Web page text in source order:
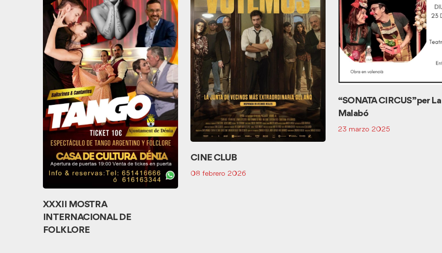
XXXII MOSTRA
INTERNACIONAL DE
FOLKLORE
Ver
más
CINE CLUB
08 febrero 2026
“SONATA CIRCUS” per
Malabó
23 marzo 2025